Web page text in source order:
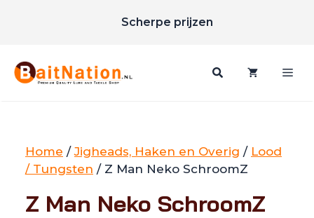
inhoud
Scherpe prijzen
Home /Jigheads, Haken en Overig / Lood
/ Tungsten / Z Man Neko SchroomZ
Z Man Neko SchroomZ